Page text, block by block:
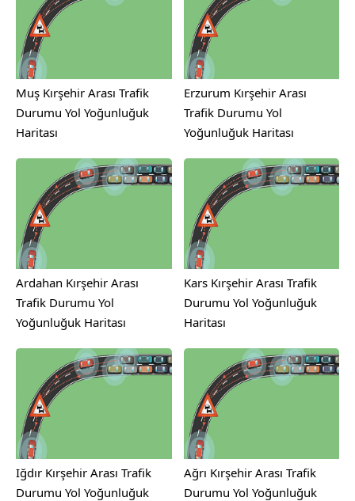
Muş Kırşehir Arası Trafik
Durumu Yol Yoğunluğuk
Haritası
Erzurum Kırşehir Arası
Trafik Durumu Yol
Yoğunluğuk Haritası
Ardahan Kırşehir Arası
Trafik Durumu Yol
Yoğunluğuk Haritası
Kars Kırşehir Arası Trafik
Durumu Yol Yoğunluğuk
Haritası
Iğdır Kırşehir Arası Trafik
Durumu Yol Yoğunluğuk
Ağrı Kırşehir Arası Trafik
Durumu Yol Yoğunluğuk